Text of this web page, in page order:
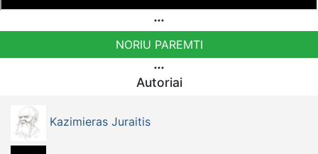
NORIU PAREMTI
Autoriai
Kazimieras Juraitis